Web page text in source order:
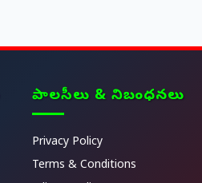
పాలసీలు & నిబంధనలు
Privacy Policy
Terms & Conditions